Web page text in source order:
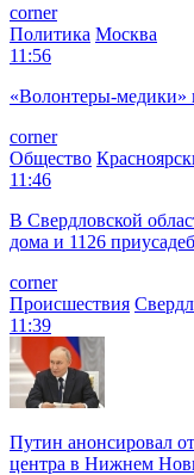
corner
Политика Москва
11:56
«Волонтеры-медики»
corner
Общество
11:46
В Свердловской
дома и 1126
corner
Происшествия
11:39
Путин анонсировал
центра в Нижнем